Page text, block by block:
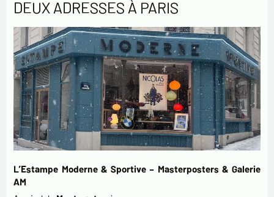
DEUX ADRESSES À PARIS
L’Estampe Moderne & Sportive – Masterposters & Galerie
AM